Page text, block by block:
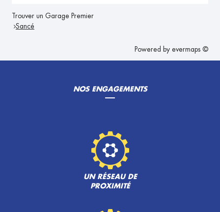
Trouver un Garage Premier
Sancé
Powered by evermaps ©
NOS ENGAGEMENTS
UN RÉSEAU DE
PROXIMITÉ